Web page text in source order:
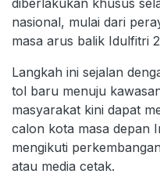
nasional, mulai dari
masa arus balik Idulfitri
Langkah ini sejalan
tol baru menuju
masyarakat kini dapat
calon kota masa depan
mengikuti
atau media cetak.